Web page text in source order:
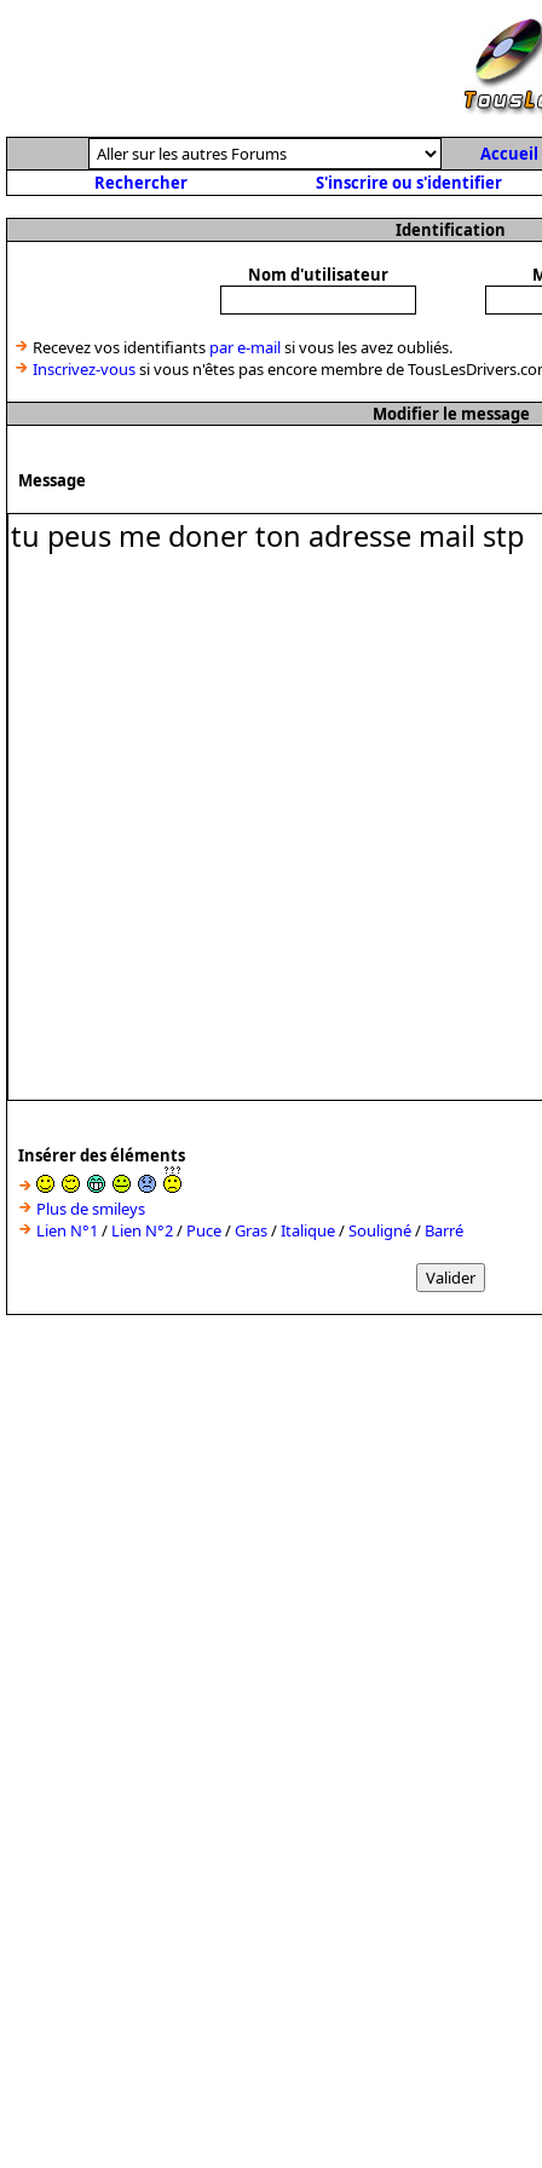
Accueil
Rechercher
S'inscrire ou s'identifier
Identification
Nom d'utilisateur
Recevez vos identifiants par e-mailsi vous les avez oubliés.
Inscrivez-voussi vous n'êtes pas encore membre de
Modifier le message
Message
Insérer des éléments
Plus de smileys
Lien N°1 / Lien N°2/ Puce/Gras/Italique/Souligné/ Barré